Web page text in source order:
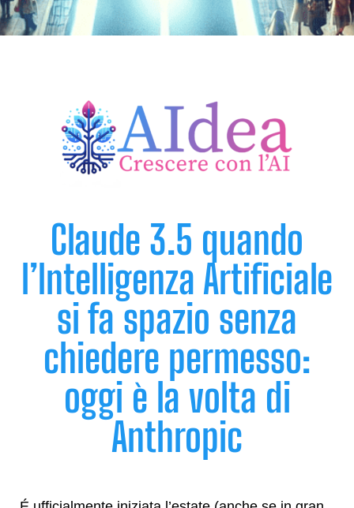
Claude 3.5 quando
l’Intelligenza Artificiale
si fa spazio senza
chiedere permesso:
oggi è la volta di
Anthropic